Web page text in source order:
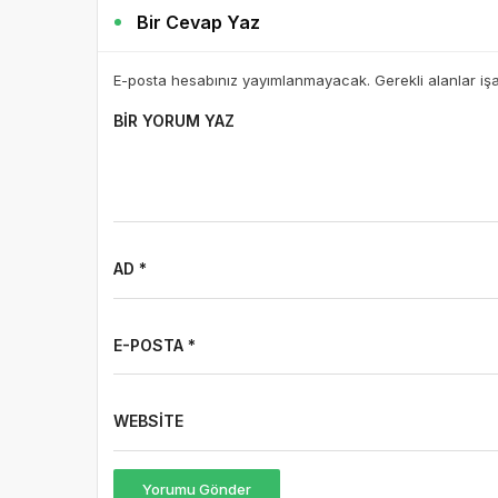
Bir Cevap Yaz
E-posta hesabınız yayımlanmayacak. Gerekli alanlar
BIR YORUM YAZ
AD *
E-POSTA *
WEBSITE
Yorumu Gönder